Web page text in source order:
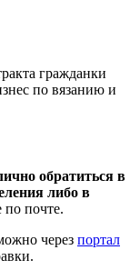
гражданки
по вязанию и
обратиться в
либо в
по почте.
через портал